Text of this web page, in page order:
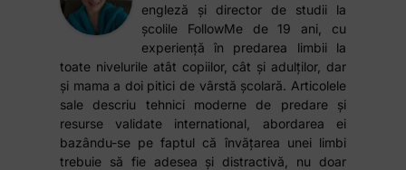
engleză și director de studii la
școlile FollowMe de 19 ani, cu
experiență în predarea limbii la
toate nivelurile atât copiilor, cât și adulților, dar
și mama a doi pitici de vârstă școlară. Articolele
sale descriu tehnici moderne de predare și
resurse validate international, abordarea ei
bazându-se pe faptul că învățarea unei limbi
trebuie să fie adesea și distractivă, nu doar